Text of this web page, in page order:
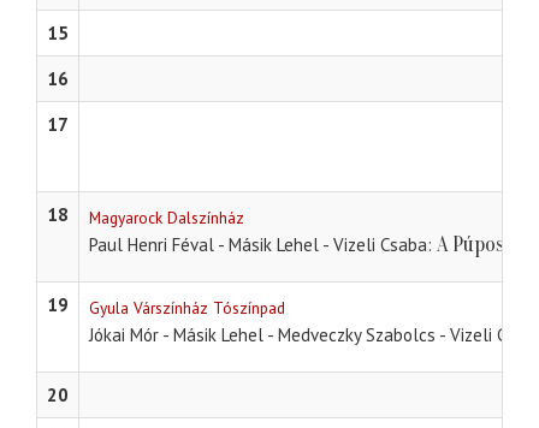
15
16
17
18 Magyarock Dalszínház
Paul Henri Féval - Másik Lehel - Vizeli Csaba A Púpos
19 Gyula Várszínház Tószínpad
Jókai Mór - Másik Lehel - Medveczky Szabolcs - Vizeli
20